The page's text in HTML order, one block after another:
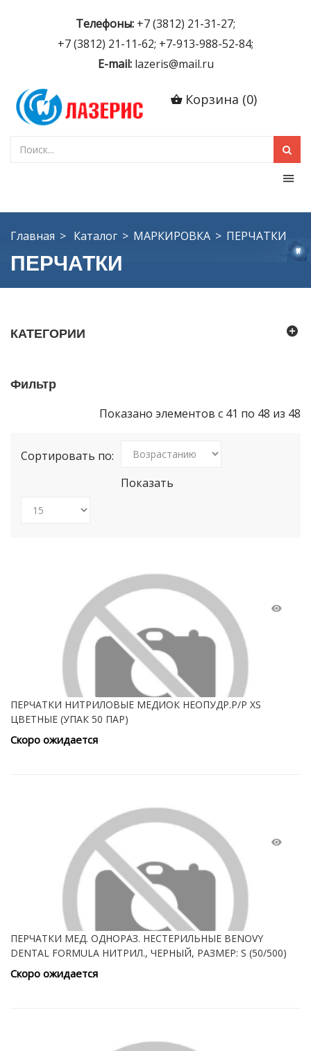
Телефоны: +7 (3812) 21-31-27;
+7 (3812) 21-11-62; +7-913-988-52-84;
E-mail:lazeris@mail.ru
Корзина (0)
Главная Каталог МАРКИРОВКА ПЕРЧАТКИ
ПЕРЧАТКИ
КАТЕГОРИИ
Фильтр
Показано элементов с 41 по 48 из 48
Сортировать по:
Показать
ПЕРЧАТКИ НИТРИЛОВЫЕ МЕДИОК НЕОПУДР.Р/Р XS
ЦВЕТНЫЕ (УПАК 50 ПАР)
Скоро ожидается
ПЕРЧАТКИ МЕД. ОДНОРАЗ. НЕСТЕРИЛЬНЫЕ BENOVY
DENTAL FORMULA НИТРИЛ., ЧЕРНЫЙ, РАЗМЕР: S (50/500)
Скоро ожидается